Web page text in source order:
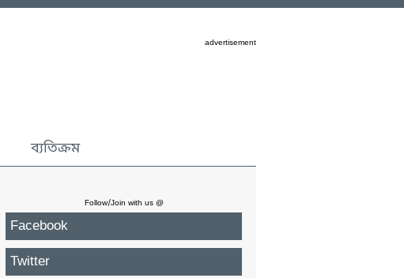
advertisement
ব্যতিক্রম
Follow/Join with us @
Facebook
Twitter